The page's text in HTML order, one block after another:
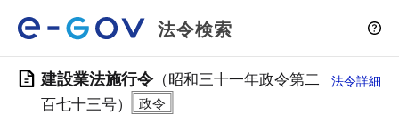
法令検索
建設業法施行令（昭和三十一年政令第二
百七十三号）
法令詳細